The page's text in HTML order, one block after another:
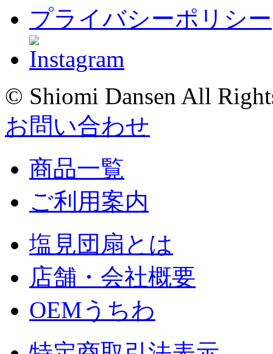
プライバシーポリシー
© Shiomi Dansen All
お問い合わせ
商品一覧
ご利用案内
塩見団扇とは
店舗・会社概要
OEMうちわ